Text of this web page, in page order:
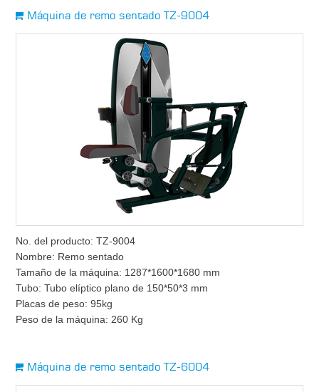
Máquina de remo sentado TZ-9004
No. del producto: TZ-9004
Nombre: Remo sentado
Tamaño de la máquina: 1287*1600*1680 mm
Tubo: Tubo elíptico plano de 150*50*3 mm
Placas de peso: 95kg
Peso de la máquina: 260 Kg
Máquina de remo sentado TZ-6004